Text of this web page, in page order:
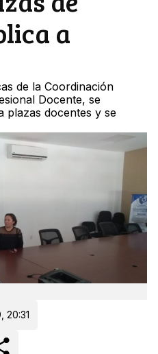
a
de la Coordinación
Docente, se
plazas docentes y se
20:31